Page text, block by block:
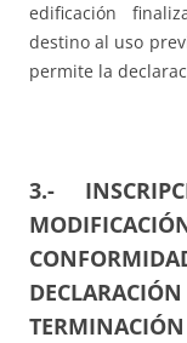
edificación
destino al uso
permite la
3.-
TERMINACIÓN